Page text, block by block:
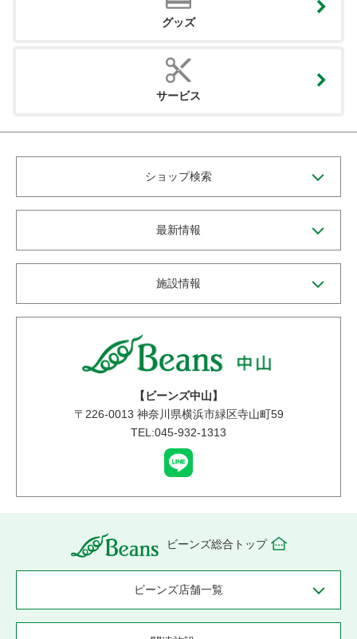
グッズ
サービス
ショップ検索
最新情報
施設情報
【ビーンズ中山】
〒 226-0013 神奈川県横浜市緑区寺山町59
TEL:045-932-1313
ビーンズ総合トップ
ビーンズ店舗一覧